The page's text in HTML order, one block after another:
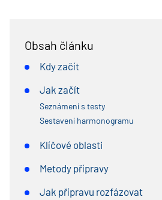
Obsah článku
Kdy začít
Jak začít
Seznámení s testy
Sestavení harmonogramu
Klíčové oblasti
Metody přípravy
Jak přípravu rozfázovat